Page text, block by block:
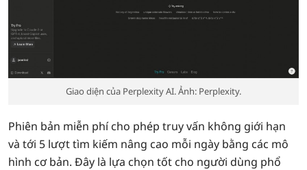
Giao diện của Perplexity AI. Ảnh: Perplexity.
Phiên bản miễn phí cho phép truy vấn không giới hạn
và tới 5 lượt tìm kiếm nâng cao mỗi ngày bằng các mô
hình cơ bản. Đây là lựa chọn tốt cho người dùng phổ